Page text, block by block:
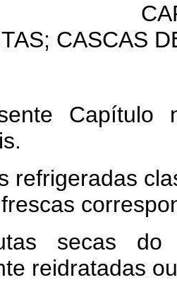
CASCAS
Capítulo
refrigeradas
secas do
reidratadas